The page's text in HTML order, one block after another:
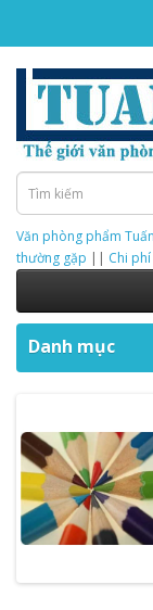
Văn phòng phẩm
thường gặp || Chi
Danh mục